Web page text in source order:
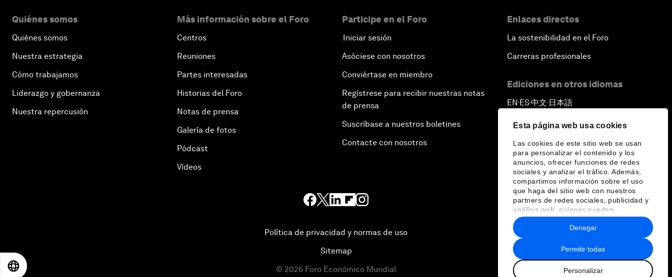
Esta página web usa cookies
Las cookies de este sitio web se usan
para personalizar el contenido y los
anuncios, ofrecer funciones de redes
sociales y analizar el tráfico. Además,
compartimos información sobre el uso
que haga del sitio web con nuestros
partners de redes sociales, publicidad y
análisis web, quienes pueden
combinarla con otra información que les
haya proporcionado o que hayan
recopilado a partir del uso que haya
hecho de sus servicios.
Permitir todas
Personalizar
Denegar
Quiénes somos
Quiénes somos
Nuestra estrategia
Cómo trabajamos
Liderazgo y gobernanza
Nuestra repercusión
Más información sobre el Foro
Centros
Reuniones
Partes interesadas
Historias del Foro
Notas de prensa
Galería de fotos
Pódcast
Vídeos
Participe en el Foro
Iniciar sesión
Asóciese con nosotros
Conviértase en miembro
Regístrese para recibir nuestras notas
de prensa
Suscríbase a nuestros boletines
Contacte con nosotros
Enlaces directos
La sostenibilidad en el Foro
Carreras profesionales
Ediciones en otros idiomas
EN ▪ ES▪中文▪ 日本語
Política de privacidad y normas de uso
Sitemap
© 2026 Foro Económico Mundial